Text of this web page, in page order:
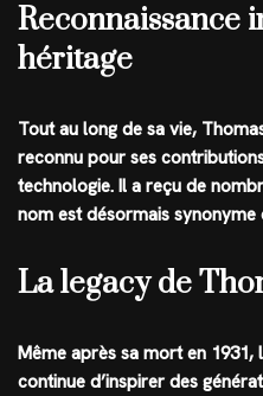
Reconnaissance
héritage
Tout au long de sa vie,
reconnu pour ses
technologie. Il a reçu de
nom est désormais synonyme
La legacy de
Même après sa mort en 1931,
continue d’inspirer des